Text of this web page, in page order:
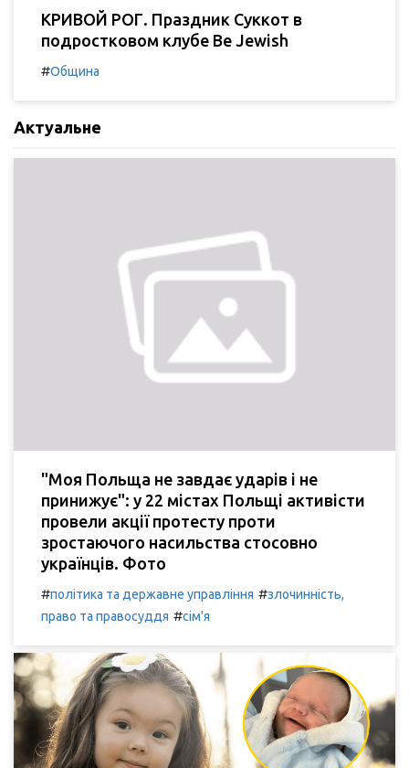
КРИВОЙ РОГ. Праздник Суккот в
подростковом клубе Be Jewish
#Община
Актуальне
"Моя Польща не завдає ударів і не
принижує": у 22 містах Польщі активісти
провели акції протесту проти
зростаючого насильства стосовно
українців. Фото
#політика та державне управління #злочинність,
право та правосуддя #сім'я